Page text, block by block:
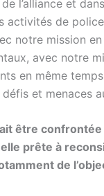
l’alliance et
activités de
notre mission
avec notre
en même
et menaces
être
elle prête à
de